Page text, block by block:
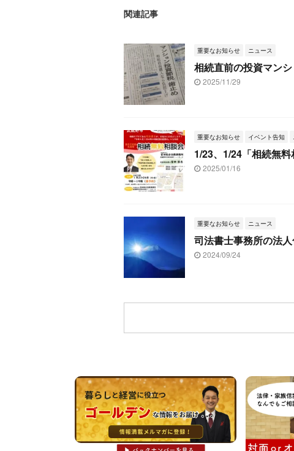
関連記事
重要なお知らせ ニュース
相続直前の投資マン
2025/11/29
重要なお知らせ イベント告知
1/23、1/24「相続無
2025/01/16
重要なお知らせ ニュース
司法書士事務所の法
2024/09/24